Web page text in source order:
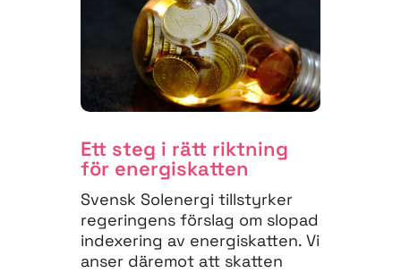
Ett steg i rätt riktning
för energiskatten
Svensk Solenergi tillstyrker
regeringens förslag om slopad
indexering av energiskatten. Vi
anser däremot att skatten